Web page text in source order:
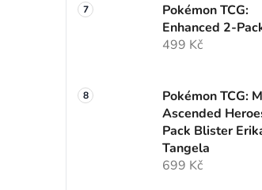
Pokémon TCG:
Enhanced 2-
499 Kč
Pokémon TCG:
Ascended
Pack Blister
Tangela
699 Kč